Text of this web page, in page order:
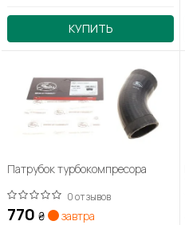
КУПИТЬ
Патрубок турбокомпресора
0 отзывов
770 ₴ завтра